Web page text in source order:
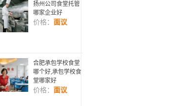
扬州公司食堂托管
哪家企业好
价格： 面议
合肥承包学校食堂
哪个好,承包学校食
堂哪家好
价格： 面议